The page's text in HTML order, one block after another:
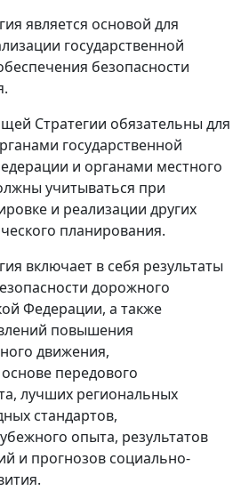
является основой для
государственной
безопасности
Стратегии обязательны для
государственной
и органами местного
учитываться при
и реализации других
планирования.
включает в себя результаты
дорожного
Федерации, а также
повышения
движения,
передового
лучших региональных
стандартов,
опыта, результатов
и прогнозов социально-